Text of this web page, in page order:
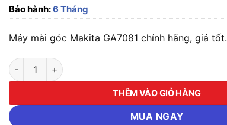
Bảo hành:6 Tháng
Máy mài góc Makita GA7081 chính hãng, giá tốt.
Máy mài góc Makita GA7081 số lượng
THÊM VÀO GIỎ HÀNG
MUA NGAY